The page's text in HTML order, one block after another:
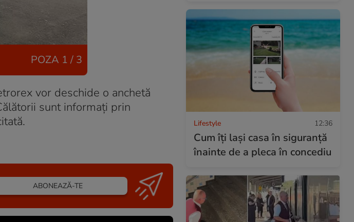
POZA 1 / 3
vor deschide o anchetă
sunt informaţi prin
ABONEAZĂ-TE
Lifestyle 12:36
Cum îţi laşi casa în siguranţă
înainte de a pleca în concediu